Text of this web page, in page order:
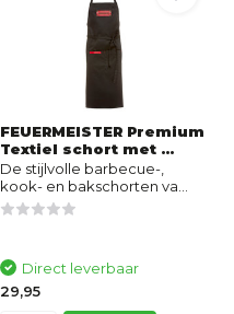
FEUERMEISTER Premium
Textiel schort met ...
De stijlvolle barbecue-,
kook- en bakschorten va...
Direct leverbaar
29,95